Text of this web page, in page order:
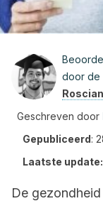
door de
Geschreven door
Gepubliceerd:
Laatste update:
De